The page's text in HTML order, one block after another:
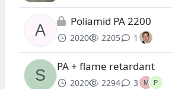
Poliamid PA 2200
2020 2205 1
PA + flame retardant
2020 2294 3